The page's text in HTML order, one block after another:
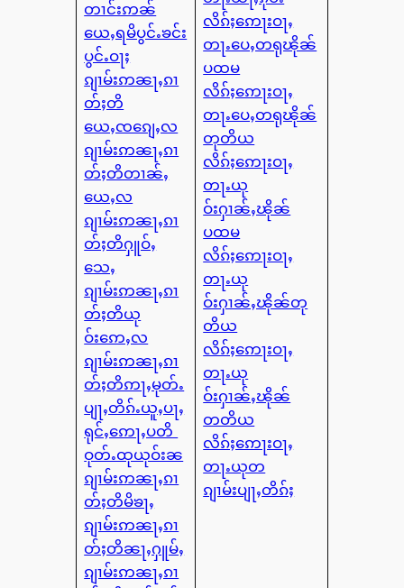
တၢင်းဢၼ်
ယေႇရမိပွင်ႉၶင်း
ပွင်ႉဝႃႈ
ၵျၢမ်းဢၼႃႇၵၢ
တ်ႈတိ
ယေႇၸၵျေႇလ
ၵျၢမ်းဢၼႃႇၵၢ
တ်ႈတိတၢၼ်ႇ
ယေႇလ
ၵျၢမ်းဢၼႃႇၵၢ
တ်ႈတိႁူဝ်ႇ
သေႇ
ၵျၢမ်းဢၼႃႇၵၢ
တ်ႈတိယု
ဝ်းဢေႇလ
ၵျၢမ်းဢၼႃႇၵၢ
တ်ႈတိဢႃႇမုတ်ႉ
ပျႃႇတိၵ်ႉယူႇပႃႇ
ရုင်ႇဢေႃႇပတိ
ဝုတ်ႉထုယုဝ်းၼ
ၵျၢမ်းဢၼႃႇၵၢ
တ်ႈတိမိၶႃႇ
ၵျၢမ်းဢၼႃႇၵၢ
တ်ႈတိၼႃႇႁူမ်ႇ
ၵျၢမ်းဢၼႃႇၵၢ
လိၵ်ႈဢေႃးဝႃႇ
တႃႉပေႇတရုၽိုၼ်
ပထမ
လိၵ်ႈဢေႃးဝႃႇ
တႃႉပေႇတရုၽိုၼ်
တုတိယ
လိၵ်ႈဢေႃးဝႃႇ
တႃႉယု
ဝ်းႁၢၼ်ႇၽိုၼ်
ပထမ
လိၵ်ႈဢေႃးဝႃႇ
တႃႉယု
ဝ်းႁၢၼ်ႇၽိုၼ်တု
တိယ
လိၵ်ႈဢေႃးဝႃႇ
တႃႉယု
ဝ်းႁၢၼ်ႇၽိုၼ်
တတိယ
လိၵ်ႈဢေႃးဝႃႇ
တႃႉယုတ
ၵျၢမ်းပျႃႇတိၵ်ႈ